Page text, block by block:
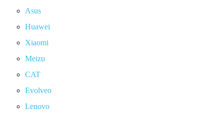
Asus
Huawei
Xiaomi
Meizu
CAT
Evolveo
Lenovo